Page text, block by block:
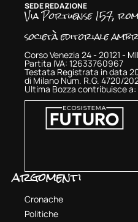
SEDE REDAZIONE
Via Portuense 157,
società editoriale
Corso Venezia 24 - 20121 -
Partita IVA: 12633760967
Testata Registrata in data
di Milano Num. R.G. 4720/
Ultima Bozza contribuisce a:
argomenti
Cronache
Politiche